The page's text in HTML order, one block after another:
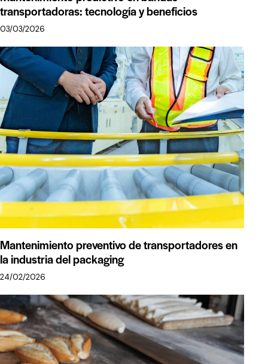
transportadoras: tecnología y beneficios
03/03/2026
Mantenimiento preventivo de transportadores en
la industria del packaging
24/02/2026